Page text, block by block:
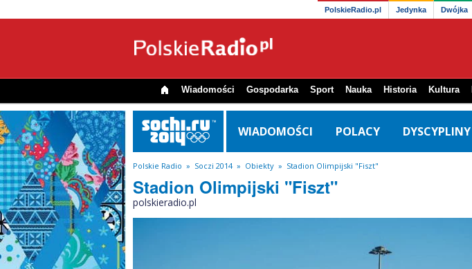
PolskieRadio.pl Jedynka Dwójka
Wiadomości Gospodarka Sport Nauka Historia Kultura
WIADOMOŚCI POLACY DYSCYPLINY
Polskie Radio » Soczi 2014 » Obiekty » Stadion Olimpijski "Fiszt"
Stadion Olimpijski "Fiszt"
polskieradio.pl